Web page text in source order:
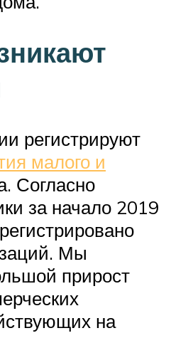
регистрируют
малого и
Согласно
за начало 2019
Мы
прирост
на